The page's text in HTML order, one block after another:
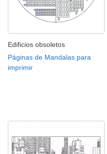
Edificios obsoletos
Páginas de Mandalas para
imprimir